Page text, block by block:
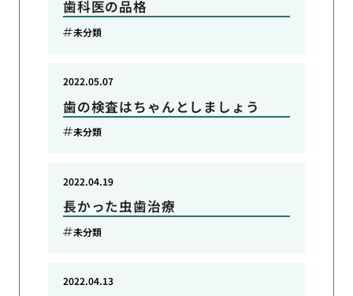
歯科医の品格
未分類
歯の検査はちゃんとしましょう
2022.05.07
未分類
長かった虫歯治療
2022.04.19
未分類
2022.04.13